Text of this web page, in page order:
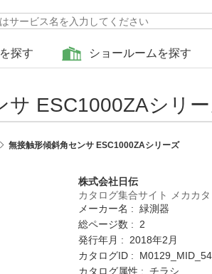
探す ショールームを探す
サ ESC1000ZAシリ
無接触形傾斜角センサ ESC1000ZAシリーズ
株式会社日伝
カタログ集合サイト メカカタ
メーカー名 : 緑測器
総ページ数 : 2
発行年月 : 2018年2月
カタログID :
カタログ属性 : チラシ